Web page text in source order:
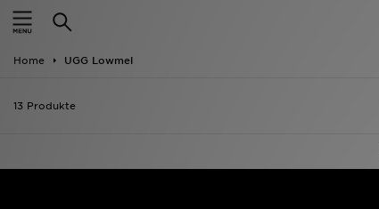
Home UGG Lowmel
13 Produkte
ANGEBOTE
Herren